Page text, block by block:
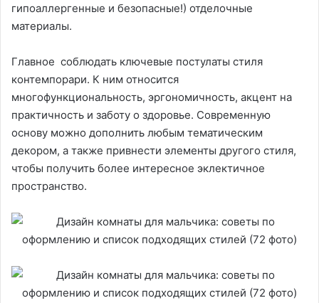
гипоаллергенные и безопасные!) отделочные
материалы.
Главное соблюдать ключевые постулаты стиля
контемпорари. К ним относится
многофункциональность, эргономичность, акцент на
практичность и заботу о здоровье. Современную
основу можно дополнить любым тематическим
декором, а также привнести элементы другого стиля,
чтобы получить более интересное эклектичное
пространство.